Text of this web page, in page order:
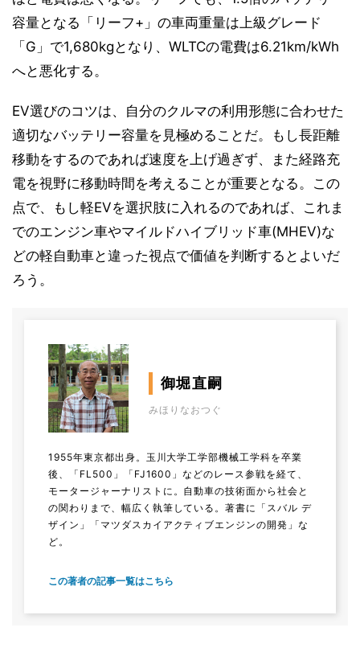
容量となる「リーフ+」の車両重量は上級グレード
「G」で1,680kgとなり、WLTCの電費は6.21km/kWh
へと悪化する。
EV選びのコツは、自分のクルマの利用形態に合わせた
適切なバッテリー容量を見極めることだ。もし長距離
移動をするのであれば速度を上げ過ぎず、また経路充
電を視野に移動時間を考えることが重要となる。この
点で、もし軽EVを選択肢に入れるのであれば、これま
でのエンジン車やマイルドハイブリッド車(MHEV)な
どの軽自動車と違った視点で価値を判断するとよいだ
ろう。
御堀直嗣
みほりなおつぐ
1955年東京都出身。玉川大学工学部機械工学科を卒業
後、「FL500」「FJ1600」などのレース参戦を経て、
モータージャーナリストに。自動車の技術面から社会と
の関わりまで、幅広く執筆している。著書に「スバル デ
ザイン」「マツダスカイアクティブエンジンの開発」な
ど。
この著者の記事一覧はこちら